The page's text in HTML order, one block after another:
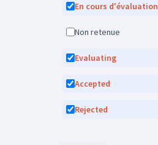
En cours d'évaluation
Non retenue
Evaluating
Accepted
Rejected